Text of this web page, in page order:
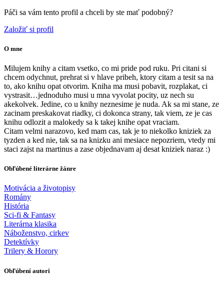
Páči sa vám tento profil a chceli by ste mať podobný?
Založiť si profil
O mne
Milujem knihy a citam vsetko, co mi pride pod ruku. Pri citani si
chcem odychnut, prehrat si v hlave pribeh, ktory citam a tesit sa na
to, ako knihu opat otvorim. Kniha ma musi pobavit, rozplakat, ci
vystrasit…jednoduho musi u mna vyvolat pocity, uz nech su
akekolvek. Jedine, co u knihy neznesime je nuda. Ak sa mi stane, ze
zacinam preskakovat riadky, ci dokonca strany, tak viem, ze je cas
knihu odlozit a malokedy sa k takej knihe opat vraciam.
Citam velmi narazovo, ked mam cas, tak je to niekolko kniziek za
tyzden a ked nie, tak sa na knizku ani mesiace nepozriem, vtedy mi
staci zajst na martinus a zase objednavam aj desat kniziek naraz :)
Obľúbené literárne žánre
Motivácia a životopisy
Romány
História
Sci-fi & Fantasy
Literárna klasika
Náboženstvo, cirkev
Detektívky
Trilery & Horory
Obľúbení autori